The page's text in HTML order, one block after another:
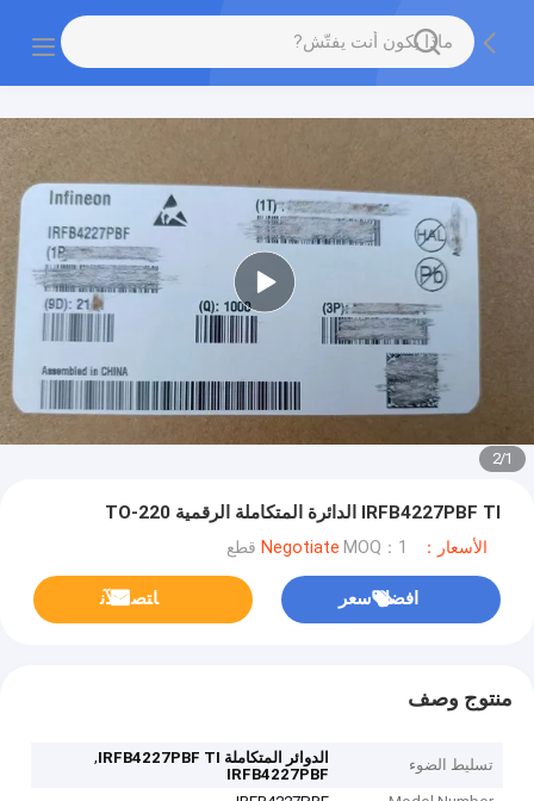
1
/
2
IRFB4227PBF TI الدائرة المتكاملة الرقمية TO-220
الأسعار：Negotiate MOQ：1 قطع
افضل سعر ﺎﺘﺼﻟ ﺍﻶﻧ
منتوج وصف
تسليط الضوء الدوائر المتكاملة IRFB4227PBF TI
,
IRFB4227PBF